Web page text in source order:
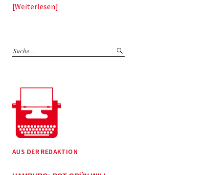
Weiterlesen
AUS DER REDAKTION